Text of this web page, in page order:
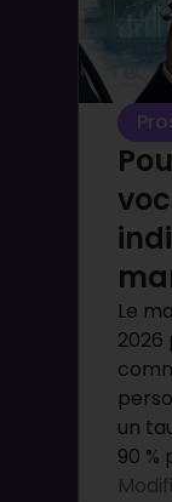
Le
un
90 %